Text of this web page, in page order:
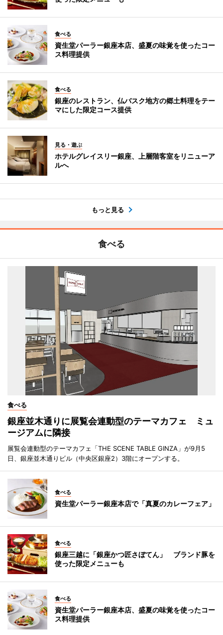
食べる
資生堂パーラー銀座本店、盛夏の味覚を使ったコー
ス料理提供
食べる
銀座のレストラン、仏バスク地方の郷土料理をテー
マにした限定コース提供
見る・遊ぶ
ホテルグレイスリー銀座、上層階客室をリニューア
ルへ
もっと見る
食べる
食べる
銀座並木通りに展覧会連動型のテーマカフェ ミュ
ージアムに隣接
展覧会連動型のテーマカフェ「THE SCENE TABLE GINZA」が9月5
日、銀座並木通りビル（中央区銀座2）3階にオープンする。
食べる
資生堂パーラー銀座本店で「真夏のカレーフェア」
食べる
銀座三越に「銀座かつ匠さぼてん」 ブランド豚を
使った限定メニューも
食べる
資生堂パーラー銀座本店、盛夏の味覚を使ったコー
ス料理提供